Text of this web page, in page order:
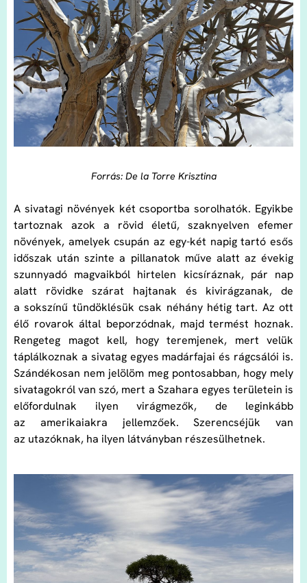
Forrás: De la Torre Krisztina
A sivatagi növények két csoportba sorolhatók. Egyikbe
tartoznak azok a rövid életű, szaknyelven efemer
növények, amelyek csupán az egy-két napig tartó esős
időszak után szinte a pillanatok műve alatt az évekig
szunnyadó magvaikból hirtelen kicsíráznak, pár nap
alatt rövidke szárat hajtanak és kivirágzanak, de
a sokszínű tündöklésük csak néhány hétig tart. Az ott
élő rovarok által beporzódnak, majd termést hoznak.
Rengeteg magot kell, hogy teremjenek, mert velük
táplálkoznak a sivatag egyes madárfajai és rágcsálói is.
Szándékosan nem jelölöm meg pontosabban, hogy mely
sivatagokról van szó, mert a Szahara egyes területein is
előfordulnak ilyen virágmezők, de leginkább
az amerikaiakra jellemzőek. Szerencséjük van
az utazóknak, ha ilyen látványban részesülhetnek.